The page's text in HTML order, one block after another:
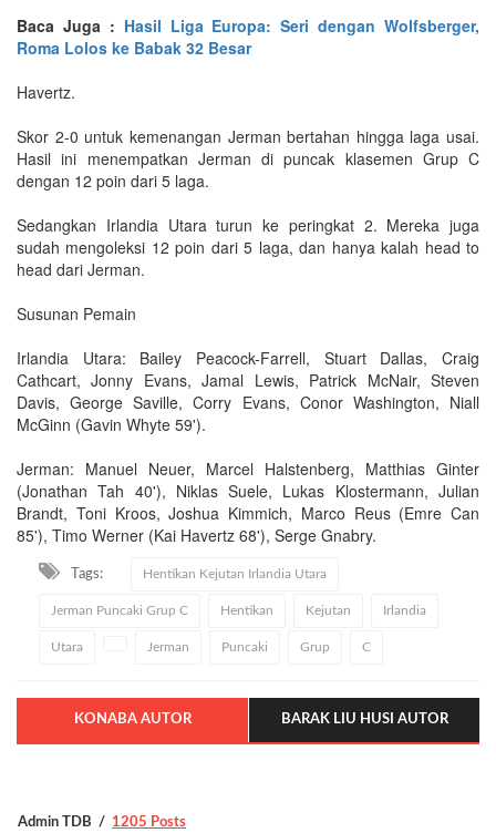
Baca Juga : Hasil Liga Europa: Seri dengan Wolfsberger,
Roma Lolos ke Babak 32 Besar
Havertz.
Skor 2-0 untuk kemenangan Jerman bertahan hingga laga usai.
Hasil ini menempatkan Jerman di puncak klasemen Grup C
dengan 12 poin dari 5 laga.
Sedangkan Irlandia Utara turun ke peringkat 2. Mereka juga
sudah mengoleksi 12 poin dari 5 laga, dan hanya kalah head to
head dari Jerman.
Susunan Pemain
Irlandia Utara: Bailey Peacock-Farrell, Stuart Dallas, Craig
Cathcart, Jonny Evans, Jamal Lewis, Patrick McNair, Steven
Davis, George Saville, Corry Evans, Conor Washington, Niall
McGinn (Gavin Whyte 59').
Jerman: Manuel Neuer, Marcel Halstenberg, Matthias Ginter
(Jonathan Tah 40'), Niklas Suele, Lukas Klostermann, Julian
Brandt, Toni Kroos, Joshua Kimmich, Marco Reus (Emre Can
85'), Timo Werner (Kai Havertz 68'), Serge Gnabry.
Tags: Hentikan Kejutan Irlandia Utara
Jerman Puncaki Grup C Hentikan Kejutan Irlandia
Utara Jerman Puncaki Grup C
KONABA AUTOR BARAK LIU HUSI AUTOR
Admin TDB 1205 Posts